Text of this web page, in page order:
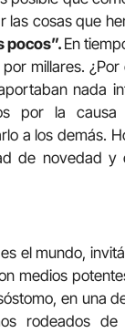
las cosas que
pocos”.En
millares.
nada
por la
a los demás.
de novedad
el mundo,
medios
en una
rodeados de